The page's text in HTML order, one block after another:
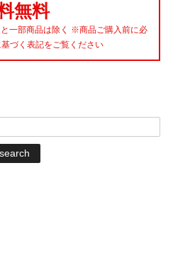
無料
一部商品は除く ※商品ご購入前に必
づく表記をご覧ください
search